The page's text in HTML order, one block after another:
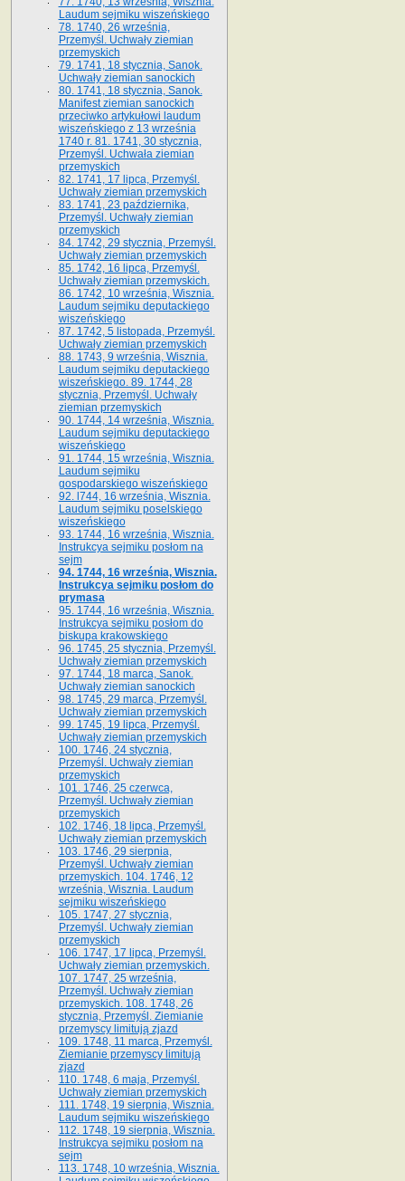
Laudum sejmiku wiszeńskiego
78. 1740, 26 września,
Przemyśl. Uchwały ziemian
przemyskich
79. 1741, 18 stycznia, Sanok.
Uchwały ziemian sanockich
80. 1741, 18 stycznia, Sanok.
Manifest ziemian sanockich
przeciwko artykułowi laudum
wiszeńskiego z 13 wrze­śnia
1740 r. 81. 1741, 30 stycznia,
Przemyśl. Uchwała ziemian
przemyskich
82. 1741, 17 lipca, Przemyśl.
Uchwały ziemian przemyskich
83. 1741, 23 października,
Przemyśl. Uchwały ziemian
przemyskich
84. 1742, 29 stycznia, Przemyśl.
Uchwały ziemian przemyskich
85. 1742, 16 lipca, Przemyśl.
Uchwały ziemian przemyskich.
86. 1742, 10 września, Wisznia.
Laudum sejmiku deputackiego
wiszeńskiego
87. 1742, 5 listopada, Przemyśl.
Uchwały ziemian przemyskich
88. 1743, 9 września, Wisznia.
Laudum sejmiku deputackiego
wiszeńskiego. 89. 1744, 28
stycznia, Przemyśl. Uchwały
ziemian przemyskich
90. 1744, 14 września, Wisznia.
Laudum sejmiku deputackiego
wiszeńskiego
91. 1744, 15 września, Wisznia.
Laudum sejmiku
gospodarskiego wiszeńskiego
92. l744, 16 września, Wisznia.
Laudum sejmiku poselskiego
wiszeńskiego
93. 1744, 16 września, Wisznia.
Instrukcya sejmiku posłom na
sejm
94. 1744, 16 września, Wisznia.
Instrukcya sejmiku posłom do
prymasa
95. 1744, 16 września, Wisznia.
Instrukcya sejmiku posłom do
biskupa krakowskiego
96. 1745, 25 stycznia, Przemyśl.
Uchwały ziemian przemyskich
97. 1744, 18 marca, Sanok.
Uchwały ziemian sanockich
98. 1745, 29 marca, Przemyśl.
Uchwały ziemian przemyskich
99. 1745, 19 lipca, Przemyśl.
Uchwały ziemian przemyskich
100. 1746, 24 stycznia,
Przemyśl. Uchwały ziemian
przemyskich
101. 1746, 25 czerwca,
Przemyśl. Uchwały ziemian
przemyskich
102. 1746, 18 lipca, Przemyśl.
Uchwały ziemian przemyskich
103. 1746, 29 sierpnia,
Przemyśl. Uchwały ziemian
przemyskich. 104. 1746, 12
września, Wisznia. Laudum
sejmiku wiszeńskiego
105. 1747, 27 stycznia,
Przemyśl. Uchwały ziemian
przemyskich
106. 1747, 17 lipca, Przemyśl.
Uchwały ziemian przemyskich.
107. 1747, 25 września,
Przemyśl. Uchwały ziemian
przemyskich. 108. 1748, 26
stycznia, Przemyśl. Ziemianie
przemyscy limitują zjazd
109. 1748, 11 marca, Przemyśl.
Ziemianie przemyscy limitują
zjazd
110. 1748, 6 maja, Przemyśl.
Uchwały ziemian przemyskich
111. 1748, 19 sierpnia, Wisznia.
Laudum sejmiku wiszeńskiego
112. 1748, 19 sierpnia, Wisznia.
Instrukcya sejmiku posłom na
sejm
113. 1748, 10 września, Wisznia.